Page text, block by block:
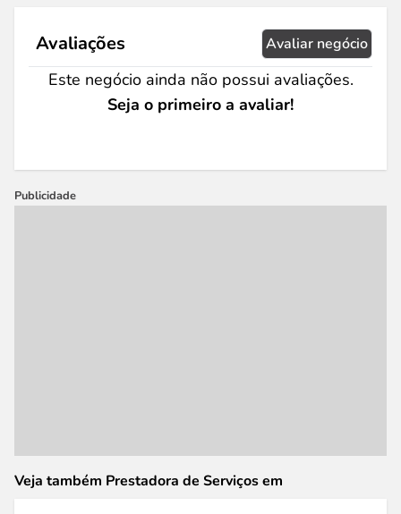
Avaliações Avaliar negócio
Este negócio ainda não possui avaliações.
Seja o primeiro a avaliar!
Publicidade
Veja também Prestadora de Serviços em